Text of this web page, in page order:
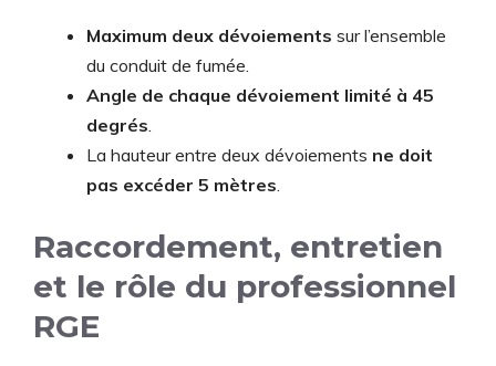
Maximum deux dévoiements sur l’ensemble
du conduit de fumée.
Angle de chaque dévoiement limité à 45
degrés
La hauteur entre deux dévoiements ne doit
pas excéder 5 mètres
Raccordement, entretien
et le rôle du professionnel
RGE